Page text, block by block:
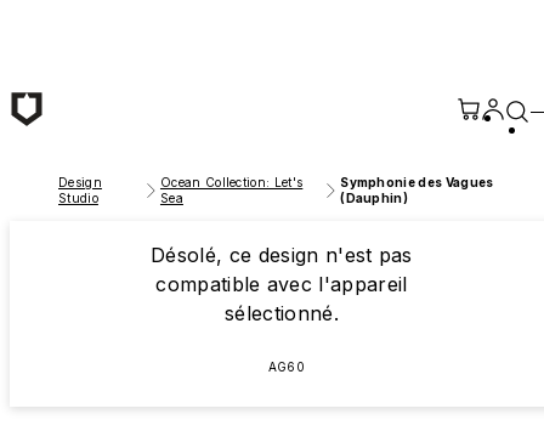
Design
Studio
Ocean Collection: Let's
Sea
Symphonie des Vagues
(Dauphin)
Désolé, ce design n'est pas
compatible avec l'appareil
sélectionné.
AG60